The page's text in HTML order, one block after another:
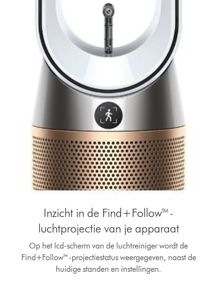
Inzicht in de Find+Follow™-
luchtprojectie van je apparaat
Op het lcd-scherm van de luchtreiniger wordt de
Find+Follow™-projectiestatus weergegeven, naast de
huidige standen en instellingen.